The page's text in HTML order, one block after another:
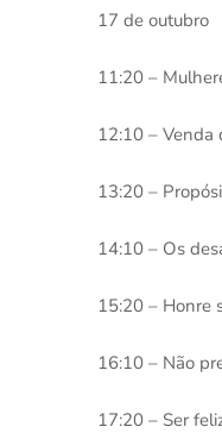
17 de outubro
11:20 –
12:10 – Venda
13:20 –
14:10 – Os
15:20 – Honre
16:10 – Não
17:20 – Ser